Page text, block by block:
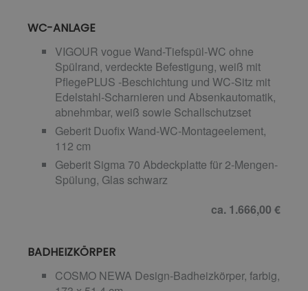
WC-ANLAGE
VIGOUR vogue Wand-Tiefspül-WC ohne
Spülrand, verdeckte Befestigung, weiß mit
PflegePLUS -Beschichtung und WC-Sitz mit
Edelstahl-Scharnieren und Absenkautomatik,
abnehmbar, weiß sowie Schallschutzset
Geberit Duofix Wand-WC-Montageelement,
112 cm
Geberit Sigma 70 Abdeckplatte für 2-Mengen-
Spülung, Glas schwarz
ca. 1.666,00 €
BADHEIZKÖRPER
COSMO NEWA Design-Badheizkörper, farbig,